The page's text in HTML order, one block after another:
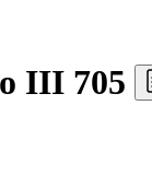
III 705